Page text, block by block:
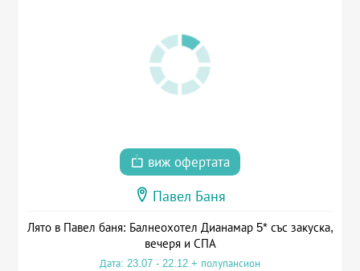
виж офертата
Павел Баня
Лято в Павел баня: Балнеохотел Дианамар 5* със закуска,
вечеря и СПА
Дата: 23.07 - 22.12 + полупансион